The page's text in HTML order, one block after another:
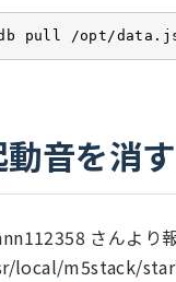
pull /opt/
動音を消す
さんより報
local/m5stack/